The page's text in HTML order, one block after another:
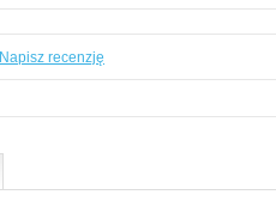
Napisz recenzję